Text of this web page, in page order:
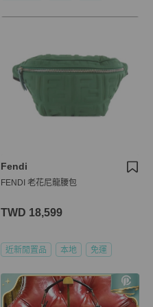
Fendi
FENDI 老花尼龍腰包
TWD 18,599
近新閒置品 本地 免運